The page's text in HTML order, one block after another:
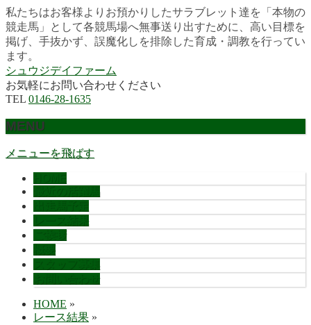
私たちはお客様よりお預かりしたサラブレット達を「本物の
競走馬」として各競馬場へ無事送り出すために、高い目標を
掲げ、手抜かず、誤魔化しを排除した育成・調教を行ってい
ます。
シュウジデイファーム
お気軽にお問い合わせください
TEL 0146-28-1635
MENU
メニューを飛ばす
HOME »
レース結果 »